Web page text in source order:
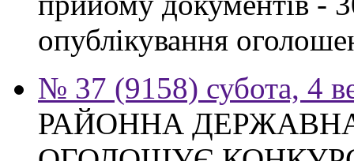
опублікування
№ 37 (9158) субота, 4
РАЙОННА